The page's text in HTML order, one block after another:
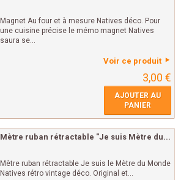
Magnet Au four et à mesure Natives déco. Pour
une cuisine précise le mémo magnet Natives
saura se...
Voir ce produit
3,00 €
AJOUTER AU
PANIER
Mètre ruban rétractable "Je suis Mètre du...
Mètre ruban rétractable Je suis le Mètre du Monde
Natives rétro vintage déco. Original et...